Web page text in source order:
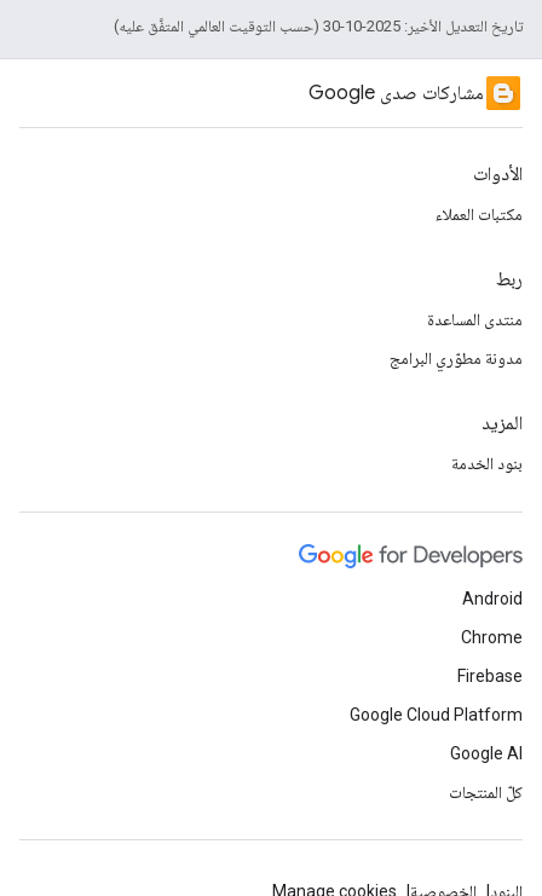
تاريخ التعديل الأخير: 2025-10-30 (حسب التوقيت العالمي المتفَّق عليه)
مشاركات صدى Google
الأدوات
مكتبات العملاء
ربط
منتدى المساعدة
مدونة مطوّري البرامج
المزيد
بنود الخدمة
Android
Chrome
Firebase
Google Cloud Platform
Google AI
كلّ المنتجات
البنود الخصوصية Manage cookies